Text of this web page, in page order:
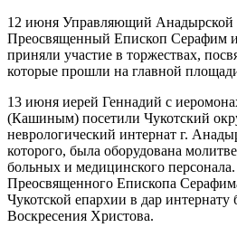
12 июня Управляющий Анадырской
Преосвященный Епископ Серафим
приняли участие в торжествах,
которые прошли на главной
13 июня иерей Геннадий с
(Кашиным) посетили Чукотский
неврологический интернат г.
которого, была оборудована
больных и медицинского
Преосвященного Епископа
Чукотской епархии в дар интернату
Воскресения Христова.